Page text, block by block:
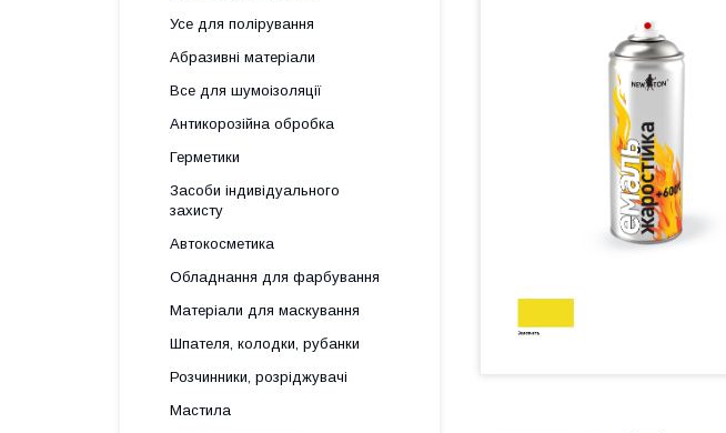
Усе для полірування
Абразивні матеріали
Все для шумоізоляції
Антикорозійна обробка
Герметики
Засоби індивідуального
захисту
Автокосметика
Обладнання для фарбування
Матеріали для маскування
Шпателя, колодки, рубанки
Розчинники, розріджувачі
Мастила